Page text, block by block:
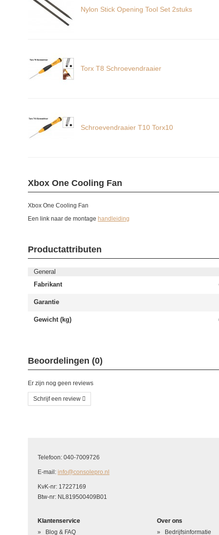
Nylon Stick Opening Tool Set 2stuks
Torx T8 Schroevendraaier
Schroevendraaier T10 Torx10
Xbox One Cooling Fan
Xbox One Cooling Fan
Een link naar de montage handleiding
Productattributen
General
Fabrikant
Garantie
Gewicht (kg)
Beoordelingen (0)
Er zijn nog geen reviews
Schrijf een review
Hoe waardeert u dit product?
Uw beoordeling in één zin
Telefoon: 040-7009726
E-mail: info@consolepro.nl
KvK-nr: 17227169
Btw-nr: NL819500409B01
Klantenservice
Blog & FAQ
Over ons
Bedrijfsinformatie